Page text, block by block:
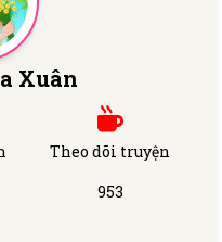
Xuân
Theo dõi truyện
953